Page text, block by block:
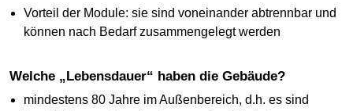
Vorteil der Module: sie sind voneinander abtrennbar und
können nach Bedarf zusammengelegt werden
Welche „Lebensdauer“ haben die Gebäude?
mindestens 80 Jahre im Außenbereich, d.h. es sind